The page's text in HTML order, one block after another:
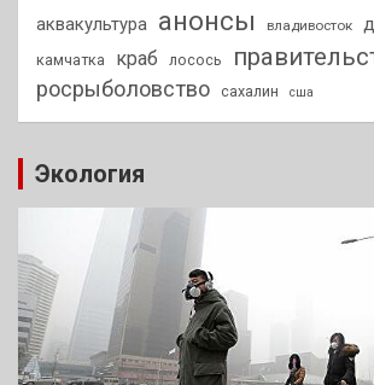
аквакультура анонсы владивосток
камчатка краб лосось
росрыболовство сахалин сша
Экология